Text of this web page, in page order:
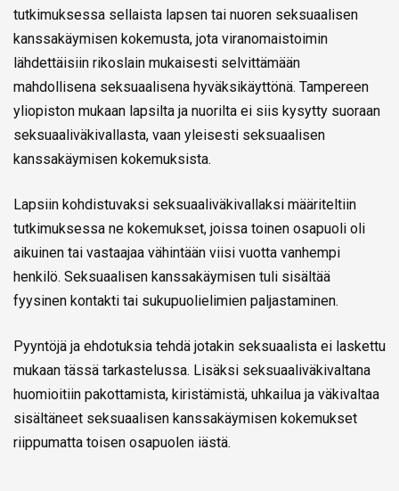
tutkimuksessa sellaista lapsen tai nuoren seksuaalisen
kanssakäymisen kokemusta, jota viranomaistoimin
lähdettäisiin rikoslain mukaisesti selvittämään
mahdollisena seksuaalisena hyväksikäyttönä. Tampereen
yliopiston mukaan lapsilta ja nuorilta ei siis kysytty suoraan
seksuaaliväkivallasta, vaan yleisesti seksuaalisen
kanssakäymisen kokemuksista.
Lapsiin kohdistuvaksi seksuaaliväkivallaksi määriteltiin
tutkimuksessa ne kokemukset, joissa toinen osapuoli oli
aikuinen tai vastaajaa vähintään viisi vuotta vanhempi
henkilö. Seksuaalisen kanssakäymisen tuli sisältää
fyysinen kontakti tai sukupuolielimien paljastaminen.
Pyyntöjä ja ehdotuksia tehdä jotakin seksuaalista ei laskettu
mukaan tässä tarkastelussa. Lisäksi seksuaaliväkivaltana
huomioitiin pakottamista, kiristämistä, uhkailua ja väkivaltaa
sisältäneet seksuaalisen kanssakäymisen kokemukset
riippumatta toisen osapuolen iästä.